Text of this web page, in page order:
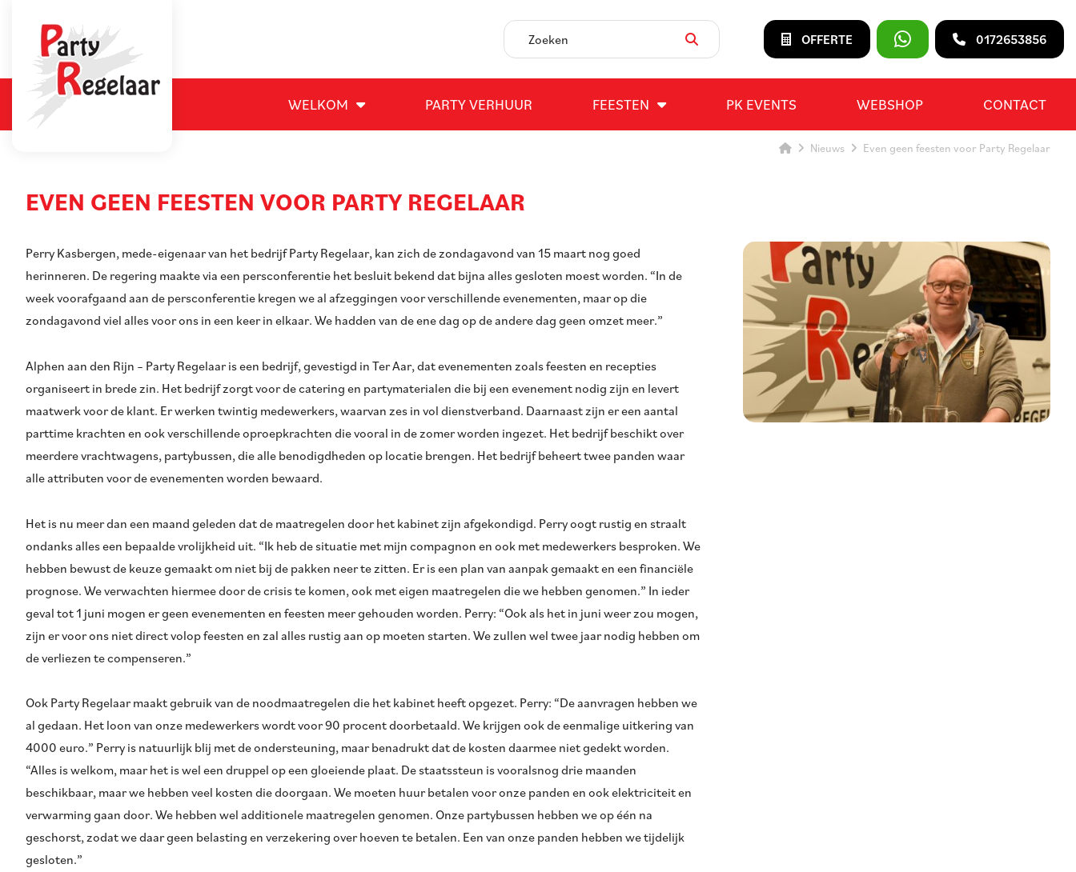
OFFERTE 0172653856
WELKOM PARTY VERHUUR FEESTEN PK EVENTS WEBSHOP CONTACT
Nieuws Even geen feesten voor Party Regelaar
EVEN GEEN FEESTEN VOOR PARTY REGELAAR
Perry Kasbergen, mede-eigenaar van het bedrijf Party Regelaar, kan zich de zondagavond van 15 maart nog goed
herinneren. De regering maakte via een persconferentie het besluit bekend dat bijna alles gesloten moest worden. “In de
week voorafgaand aan de persconferentie kregen we al afzeggingen voor verschillende evenementen, maar op die
zondagavond viel alles voor ons in een keer in elkaar. We hadden van de ene dag op de andere dag geen omzet meer.”
Alphen aan den Rijn – Party Regelaar is een bedrijf, gevestigd in Ter Aar, dat evenementen zoals feesten en recepties
organiseert in brede zin. Het bedrijf zorgt voor de catering en partymaterialen die bij een evenement nodig zijn en levert
maatwerk voor de klant. Er werken twintig medewerkers, waarvan zes in vol dienstverband. Daarnaast zijn er een aantal
parttime krachten en ook verschillende oproepkrachten die vooral in de zomer worden ingezet. Het bedrijf beschikt over
meerdere vrachtwagens, partybussen, die alle benodigdheden op locatie brengen. Het bedrijf beheert twee panden waar
alle attributen voor de evenementen worden bewaard.
Het is nu meer dan een maand geleden dat de maatregelen door het kabinet zijn afgekondigd. Perry oogt rustig en straalt
ondanks alles een bepaalde vrolijkheid uit. “Ik heb de situatie met mijn compagnon en ook met medewerkers besproken. We
hebben bewust de keuze gemaakt om niet bij de pakken neer te zitten. Er is een plan van aanpak gemaakt en een financiële
prognose. We verwachten hiermee door de crisis te komen, ook met eigen maatregelen die we hebben genomen.” In ieder
geval tot 1 juni mogen er geen evenementen en feesten meer gehouden worden. Perry: “Ook als het in juni weer zou mogen,
zijn er voor ons niet direct volop feesten en zal alles rustig aan op moeten starten. We zullen wel twee jaar nodig hebben om
de verliezen te compenseren.”
Ook Party Regelaar maakt gebruik van de noodmaatregelen die het kabinet heeft opgezet. Perry: “De aanvragen hebben we
al gedaan. Het loon van onze medewerkers wordt voor 90 procent doorbetaald. We krijgen ook de eenmalige uitkering van
4000 euro.” Perry is natuurlijk blij met de ondersteuning, maar benadrukt dat de kosten daarmee niet gedekt worden.
“Alles is welkom, maar het is wel een druppel op een gloeiende plaat. De staatssteun is vooralsnog drie maanden
beschikbaar, maar we hebben veel kosten die doorgaan. We moeten huur betalen voor onze panden en ook elektriciteit en
verwarming gaan door. We hebben wel additionele maatregelen genomen. Onze partybussen hebben we op één na
geschorst, zodat we daar geen belasting en verzekering over hoeven te betalen. Een van onze panden hebben we tijdelijk
gesloten.”